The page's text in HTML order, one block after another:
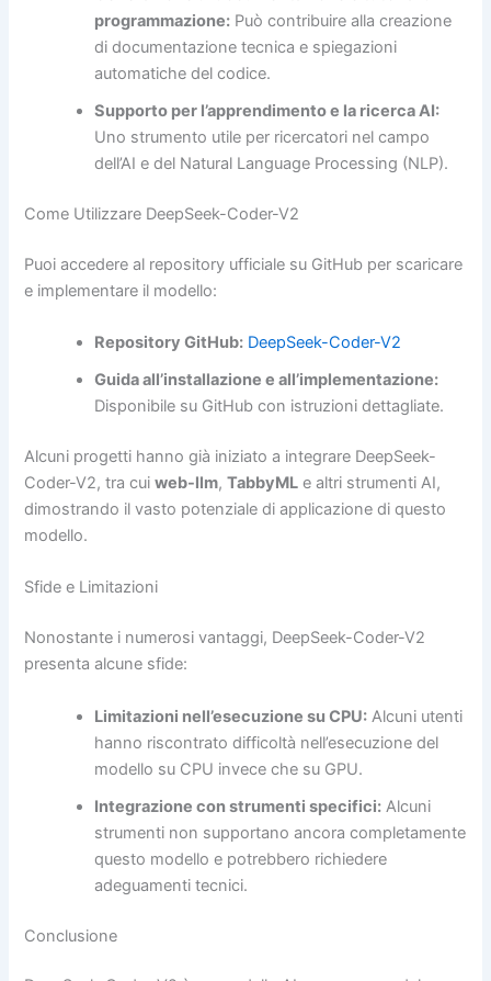
programmazione: Può contribuire alla creazione
di documentazione tecnica e spiegazioni
automatiche del codice.
Supporto per l’apprendimento e la ricerca AI:
Uno strumento utile per ricercatori nel campo
dell’AI e del Natural Language Processing (NLP).
Come Utilizzare DeepSeek-Coder-V2
Puoi accedere al repository ufficiale su GitHub per scaricare
e implementare il modello:
Repository GitHub: DeepSeek-Coder-V2
Guida all’installazione e all’implementazione:
Disponibile su GitHub con istruzioni dettagliate.
Alcuni progetti hanno già iniziato a integrare DeepSeek-
Coder-V2, tra cuiweb-llm,TabbyML e altri strumenti AI,
dimostrando il vasto potenziale di applicazione di questo
modello.
Sfide e Limitazioni
Nonostante i numerosi vantaggi, DeepSeek-Coder-V2
presenta alcune sfide:
Limitazioni nell’esecuzione su CPU: Alcuni utenti
hanno riscontrato difficoltà nell’esecuzione del
modello su CPU invece che su GPU.
Integrazione con strumenti specifici: Alcuni
strumenti non supportano ancora completamente
questo modello e potrebbero richiedere
adeguamenti tecnici.
Conclusione